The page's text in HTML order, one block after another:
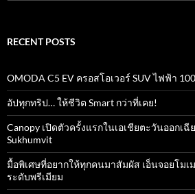
RECENT POSTS
OMODA C5 EV ครอสโอเวอร์ SUV ไฟฟ้า
อัปทุกทริป… ให้ชีวิต Smart กว่าที่เคย!
Canopy เปิดตัวครั้งแรกในเอเชียตะวันออกเฉี
Sukhumvit
มื้อพิเศษที่อยากให้ทุกคนมาสัมผัส เอ็นจอยโมเ
ระดับพรีเมียม